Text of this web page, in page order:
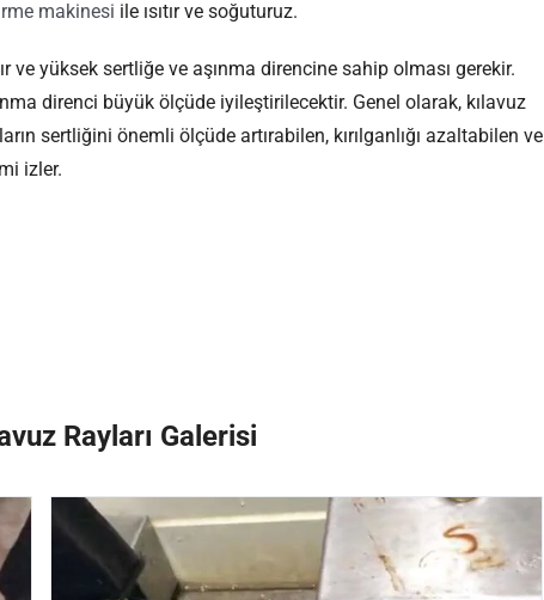
makinesi ile ısıtır ve soğuturuz.
ve yüksek sertliğe ve aşınma direncine sahip olması gerekir.
direnci büyük ölçüde iyileştirilecektir. Genel olarak, kılavuz
sertliğini önemli ölçüde artırabilen, kırılganlığı azaltabilen ve
izler.
Rayları Galerisi